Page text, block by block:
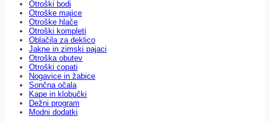
Otroški bodi
Otroške majice
Otroške hlače
Otroški kompleti
Oblačila za deklico
Jakne in zimski pajaci
Otroška obutev
Otroški copati
Nogavice in žabice
Sončna očala
Kape in klobučki
Dežni program
Modni dodatki